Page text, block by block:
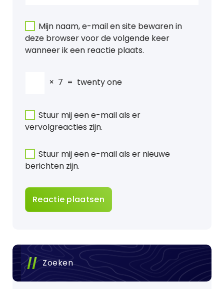
Mijn naam, e-mail en site bewaren in
deze browser voor de volgende keer
wanneer ik een reactie plaats.
× 7 = twenty one
Stuur mij een e-mail als er
vervolgreacties zijn.
Stuur mij een e-mail als er nieuwe
berichten zijn.
Zoeken